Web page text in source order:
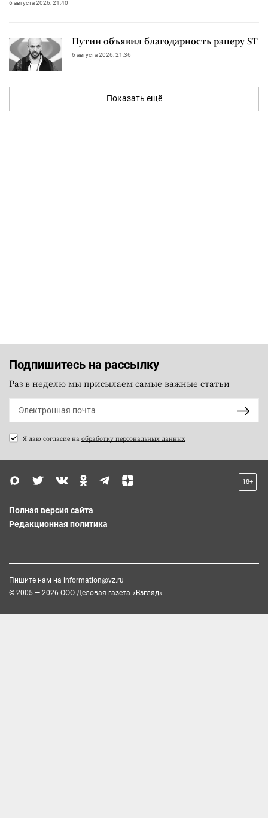
6 августа 2026, 21:40
Путин объявил благодарность рэперу ST
6 августа 2026, 21:36
Показать ещё
Подпишитесь на рассылку
Раз в неделю мы присылаем самые важные статьи
Я даю согласие на обработку персональных данных
18+
Полная версия сайта
Редакционная политика
Пишите нам на information@vz.ru
© 2005 — 2026 ООО Деловая газета «Взгляд»